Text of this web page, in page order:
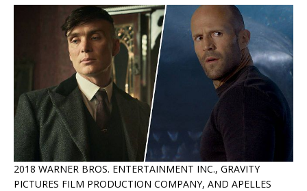
2018 WARNER BROS. ENTERTAINMENT INC., GRAVITY
PICTURES FILM PRODUCTION COMPANY, AND APELLES